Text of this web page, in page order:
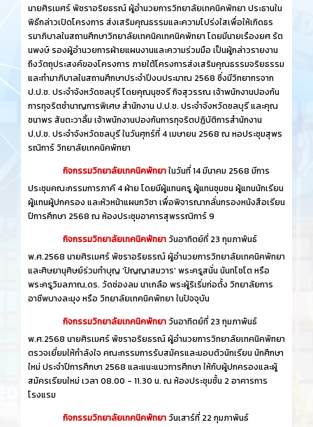
นายศิรเมศร์ พัชราอริยธรณ์ ผู้อำนวยการวิทยาลัยเทคนิคพัทยา ประธานใน
พิธีกล่าวเปิดโครงการ ส่งเสริมคุณธรรมและความโปร่งใสเพื่อให้เกิดธร
รมาภิบาลในสถานศึกษาวิทยาลัยเทคนิคเทคนิคพัทยา โดยมีนายเรืองยศ รัต
นพงษ์ รองผู้อำนวยการฝ่ายแผนงานและความร่วมมือ เป็นผู้กล่าวรายงาน
ถึงวัตถุประสงค์ของโครงการ ภายใต้โครงการส่งเสริมคุณธรรมจริยธรรม
และทำมาภิบาลในสถานศึกษาประจำปีงบประมาณ 2568 ซึ่งมีวิทยากรจาก
ป.ป.ช. ประจำจังหวัดชลบุรี โดยคุณนุชจรี กิจสุวรรณ เจ้าพนักงานปองกัน
การทุจริตชำนาญการพิเศษ สำนักงาน ป.ป.ช. ประจำจังหวัดชลบุรี และคุณ
ชนาพร สันตะวาลิ้ม เจ้าพนักงานปองกันการทุจริตปฏิบัติการสำนักงาน
ป.ป.ช. ประจำจังหวัดชลบุรี ในวันศุกร์ที่ 4 เมษายน 2568 ณ หอประชุมสุพร
รณิการ์ วิทยาลัยเทคนิคพัทยา
กิจกรรมวิทยาลัยเทคนิคพัทยาในวันที่ 14 มีนาคม 2568 มีการ
ประชุมคณะกรรมการภาคี 4 ฝ่าย โดยมีผู้แทนครู ผู้แทนชุมชน ผู้แทนนักเรียน
ผู้แทนผู้ปกครอง และหัวหน้าแผนกวิชา เพื่อพิจารณากลั่นกรองหนังสือเรียน
ปีการศึกษา 2568 ณ ห้องประชุมอาคารสุพรรณิการ์ 9
กิจกรรมวิทยาลัยเทคนิคพัทยาวันอาทิตย์ที่ 23 กุมภาพันธ์
พ.ศ.2568 นายศิรเมศร์ พัชราอริยธรณ์ ผู้อำนวยการวิทยาลัยเทคนิคพัทยา
และศิษยานุศิษย์ร่วมทำบุญ 'ปัญญาสมวาร' พระครูสนั่น นันทโชโต หรือ
พระครูวิมลภาณ,ดร. วัดช่องลม นาเกลือ พระผู้ริเริ่มก่อตั้ง วิทยาลัยการ
อาชีพบางละมุง หรือ วิทยาลัยเทคนิคพัทยา ในปัจจุบัน
กิจกรรมวิทยาลัยเทคนิคพัทยาวันอาทิตย์ที่ 23 กุมภาพันธ์
พ.ศ.2568 นายศิรเมศร์ พัชราอริยธรณ์ ผู้อำนวยการวิทยาลัยเทคนิคพัทยา
ตรวจเยี่ยมให้กำลังใจ คณะกรรมการรับสมัครและมอบตัวนักเรียน นักศึกษา
ใหม่ ประจำปีการศึกษา 2568 และแนะแนวการศึกษา ให้กับผู้ปกครองและผู้
สมัครเรียนใหม่ เวลา 08.00 - 11.30 น. ณ ห้องประชุมชั้น 2 อาคารการ
โรงแรม
กิจกรรมวิทยาลัยเทคนิคพัทยาวันเสาร์ที่ 22 กุมภาพันธ์